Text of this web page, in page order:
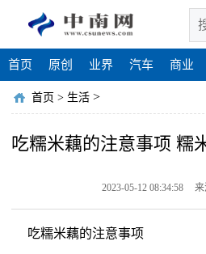
首页 原创 业界 汽车 商业
首页 > 生活 >
吃糯米藕的注意事项 糯
2023-05-12 08:34:58 来
吃糯米藕的注意事项